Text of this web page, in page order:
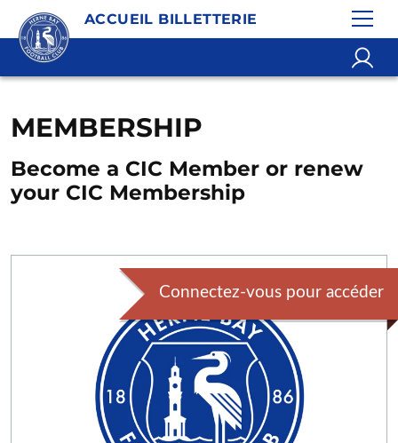
ACCUEIL BILLETTERIE
MEMBERSHIP
Become a CIC Member or renew
your CIC Membership
Connectez-vous pour accéder